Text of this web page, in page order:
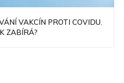
VAKCÍN PROTI COVIDU.
ZABÍRÁ?